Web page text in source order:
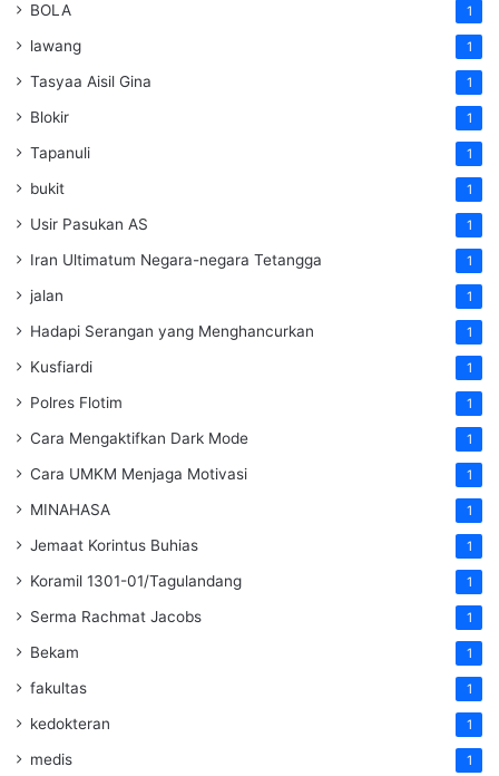
BOLA 1
lawang 1
Tasyaa Aisil Gina 1
Blokir 1
Tapanuli 1
bukit 1
Usir Pasukan AS 1
Iran Ultimatum Negara-negara Tetangga 1
jalan 1
Hadapi Serangan yang Menghancurkan 1
Kusfiardi 1
Polres Flotim 1
Cara Mengaktifkan Dark Mode 1
Cara UMKM Menjaga Motivasi 1
MINAHASA 1
Jemaat Korintus Buhias 1
Koramil 1301-01/Tagulandang 1
Serma Rachmat Jacobs 1
Bekam 1
fakultas 1
kedokteran 1
medis 1